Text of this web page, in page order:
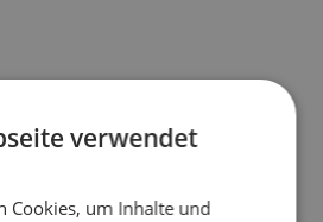
verwendet
Cookies, um Inhalte und